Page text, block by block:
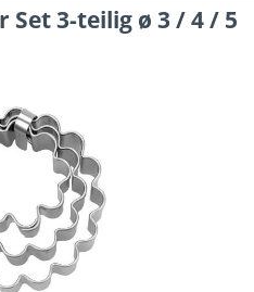
Set 3-teilig ø 3 / 4 / 5